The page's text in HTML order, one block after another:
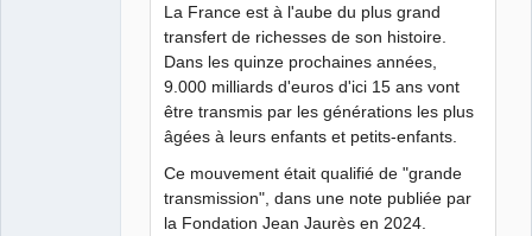
La France est à l'aube du plus grand
transfert de richesses de son histoire.
Dans les quinze prochaines années,
9.000 milliards d'euros d'ici 15 ans vont
être transmis par les générations les plus
âgées à leurs enfants et petits-enfants.
Ce mouvement était qualifié de "grande
transmission", dans une note publiée par
la Fondation Jean Jaurès en 2024.